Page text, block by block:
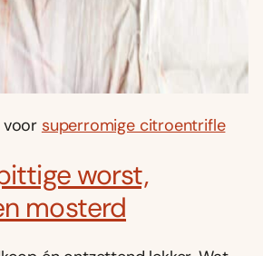
voor superromige citroentrifle
worst,
mosterd